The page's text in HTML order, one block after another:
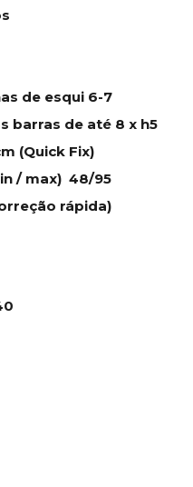
de esqui 6-7
barras de até 8 x h5
(Quick Fix)
/ max) 48/95
rápida)